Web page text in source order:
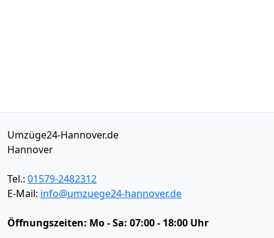
Umzüge24-Hannover.de
Hannover
Tel.: 01579-2482312
E-Mail: info@umzuege24-hannover.de
Öffnungszeiten: Mo - Sa: 07:00 - 18:00 Uhr